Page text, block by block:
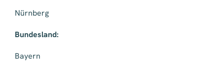
Nürnberg
Bundesland:
Bayern